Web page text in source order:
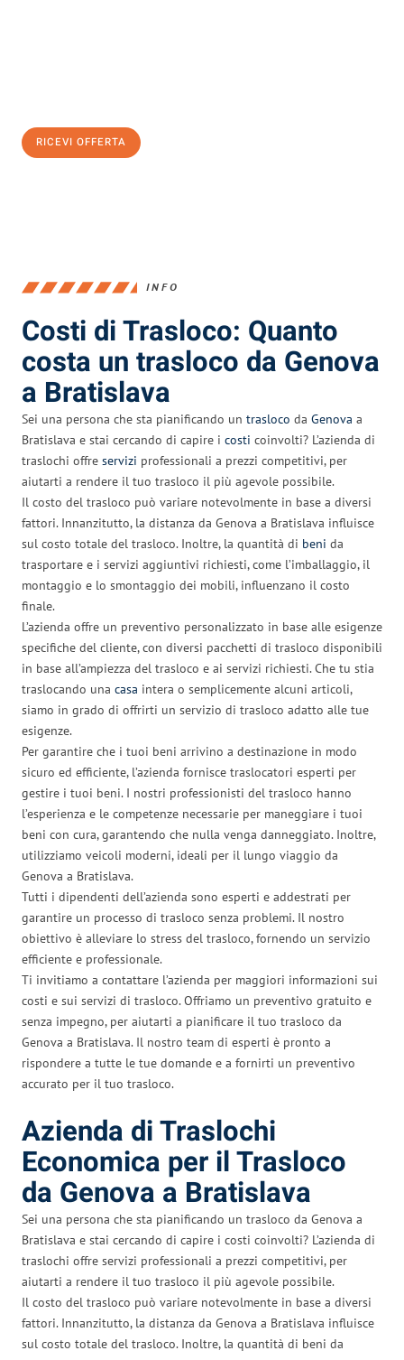
RICEVI OFFERTA
INFO
Costi di Trasloco: Quanto
costa un trasloco da Genova
a Bratislava
Sei una persona che sta pianificando un trasloco da Genova a
Bratislava e stai cercando di capire i costi coinvolti? L’azienda di
traslochi offre servizi professionali a prezzi competitivi, per
aiutarti a rendere il tuo trasloco il più agevole possibile.
Il costo del trasloco può variare notevolmente in base a diversi
fattori. Innanzitutto, la distanza da Genova a Bratislava influisce
sul costo totale del trasloco. Inoltre, la quantità di beni da
trasportare e i servizi aggiuntivi richiesti, come l’imballaggio, il
montaggio e lo smontaggio dei mobili, influenzano il costo
finale.
L’azienda offre un preventivo personalizzato in base alle esigenze
specifiche del cliente, con diversi pacchetti di trasloco disponibili
in base all’ampiezza del trasloco e ai servizi richiesti. Che tu stia
traslocando una casa intera o semplicemente alcuni articoli,
siamo in grado di offrirti un servizio di trasloco adatto alle tue
esigenze.
Per garantire che i tuoi beni arrivino a destinazione in modo
sicuro ed efficiente, l’azienda fornisce traslocatori esperti per
gestire i tuoi beni. I nostri professionisti del trasloco hanno
l’esperienza e le competenze necessarie per maneggiare i tuoi
beni con cura, garantendo che nulla venga danneggiato. Inoltre,
utilizziamo veicoli moderni, ideali per il lungo viaggio da
Genova a Bratislava.
Tutti i dipendenti dell’azienda sono esperti e addestrati per
garantire un processo di trasloco senza problemi. Il nostro
obiettivo è alleviare lo stress del trasloco, fornendo un servizio
efficiente e professionale.
Ti invitiamo a contattare l’azienda per maggiori informazioni sui
costi e sui servizi di trasloco. Offriamo un preventivo gratuito e
senza impegno, per aiutarti a pianificare il tuo trasloco da
Genova a Bratislava. Il nostro team di esperti è pronto a
rispondere a tutte le tue domande e a fornirti un preventivo
accurato per il tuo trasloco.
Azienda di Traslochi
Economica per il Trasloco
da Genova a Bratislava
Sei una persona che sta pianificando un trasloco da Genova a
Bratislava e stai cercando di capire i costi coinvolti? L’azienda di
traslochi offre servizi professionali a prezzi competitivi, per
aiutarti a rendere il tuo trasloco il più agevole possibile.
Il costo del trasloco può variare notevolmente in base a diversi
fattori. Innanzitutto, la distanza da Genova a Bratislava influisce
sul costo totale del trasloco. Inoltre, la quantità di beni da